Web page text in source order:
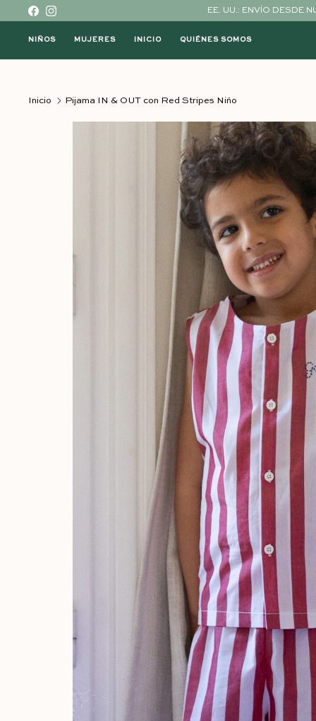
Ir al contenido
Facebook
Instagram EE. UU.: ENVÍO DESDE
NIÑOS MUJERES INICIO QUIÉNES SOMOS
Inicio Pijama IN & OUT con Red Stripes Niño
Ir directamente a la información del